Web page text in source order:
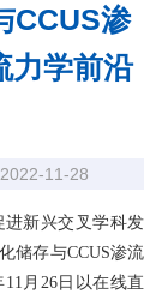
CCUS渗
力学前沿
11-28
新兴交叉学科发
储存与CCUS渗流
月26日以在线直